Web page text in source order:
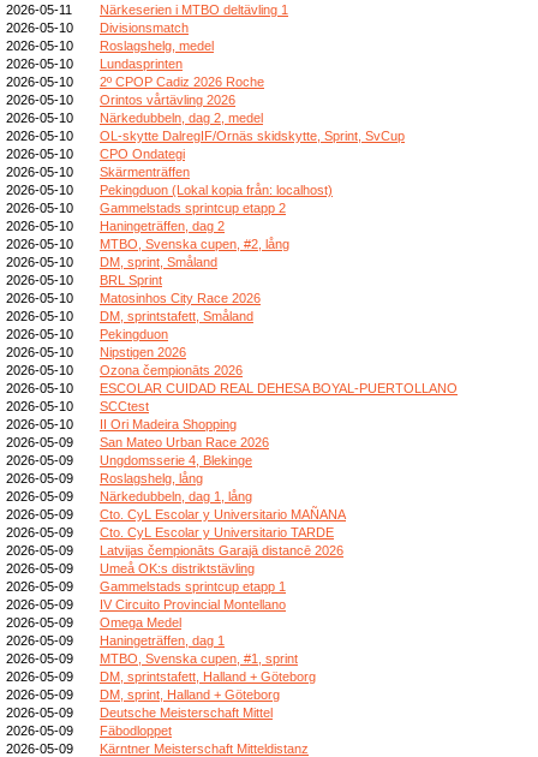
2026-05-11
Närkeserien i MTBO deltävling 1
2026-05-10
Divisionsmatch
2026-05-10
Roslagshelg, medel
2026-05-10
Lundasprinten
2026-05-10
2º CPOP Cadiz 2026 Roche
2026-05-10
Orintos vårtävling 2026
2026-05-10
Närkedubbeln, dag 2, medel
2026-05-10
OL-skytte DalregIF/Ornäs skidskytte, Sprint, SvCup
2026-05-10
CPO Ondategi
2026-05-10
Skärmenträffen
2026-05-10
Pekingduon (Lokal kopia från: localhost)
2026-05-10
Gammelstads sprintcup etapp 2
2026-05-10
Haningeträffen, dag 2
2026-05-10
MTBO, Svenska cupen, #2, lång
2026-05-10
DM, sprint, Småland
2026-05-10
BRL Sprint
2026-05-10
Matosinhos City Race 2026
2026-05-10
DM, sprintstafett, Småland
2026-05-10
Pekingduon
2026-05-10
Nipstigen 2026
2026-05-10
Ozona čempionāts 2026
2026-05-10
ESCOLAR CUIDAD REAL DEHESA BOYAL-PUERTOLLANO
2026-05-10
SCCtest
2026-05-10
II Ori Madeira Shopping
2026-05-09
San Mateo Urban Race 2026
2026-05-09
Ungdomsserie 4, Blekinge
2026-05-09
Roslagshelg, lång
2026-05-09
Närkedubbeln, dag 1, lång
2026-05-09
Cto. CyL Escolar y Universitario MAÑANA
2026-05-09
Cto. CyL Escolar y Universitario TARDE
2026-05-09
Latvijas čempionāts Garajā distancē 2026
2026-05-09
Umeå OK:s distriktstävling
2026-05-09
Gammelstads sprintcup etapp 1
2026-05-09
IV Circuito Provincial Montellano
2026-05-09
Omega Medel
2026-05-09
Haningeträffen, dag 1
2026-05-09
MTBO, Svenska cupen, #1, sprint
2026-05-09
DM, sprintstafett, Halland + Göteborg
2026-05-09
DM, sprint, Halland + Göteborg
2026-05-09
Deutsche Meisterschaft Mittel
2026-05-09
Fäbodloppet
2026-05-09
Kärntner Meisterschaft Mitteldistanz